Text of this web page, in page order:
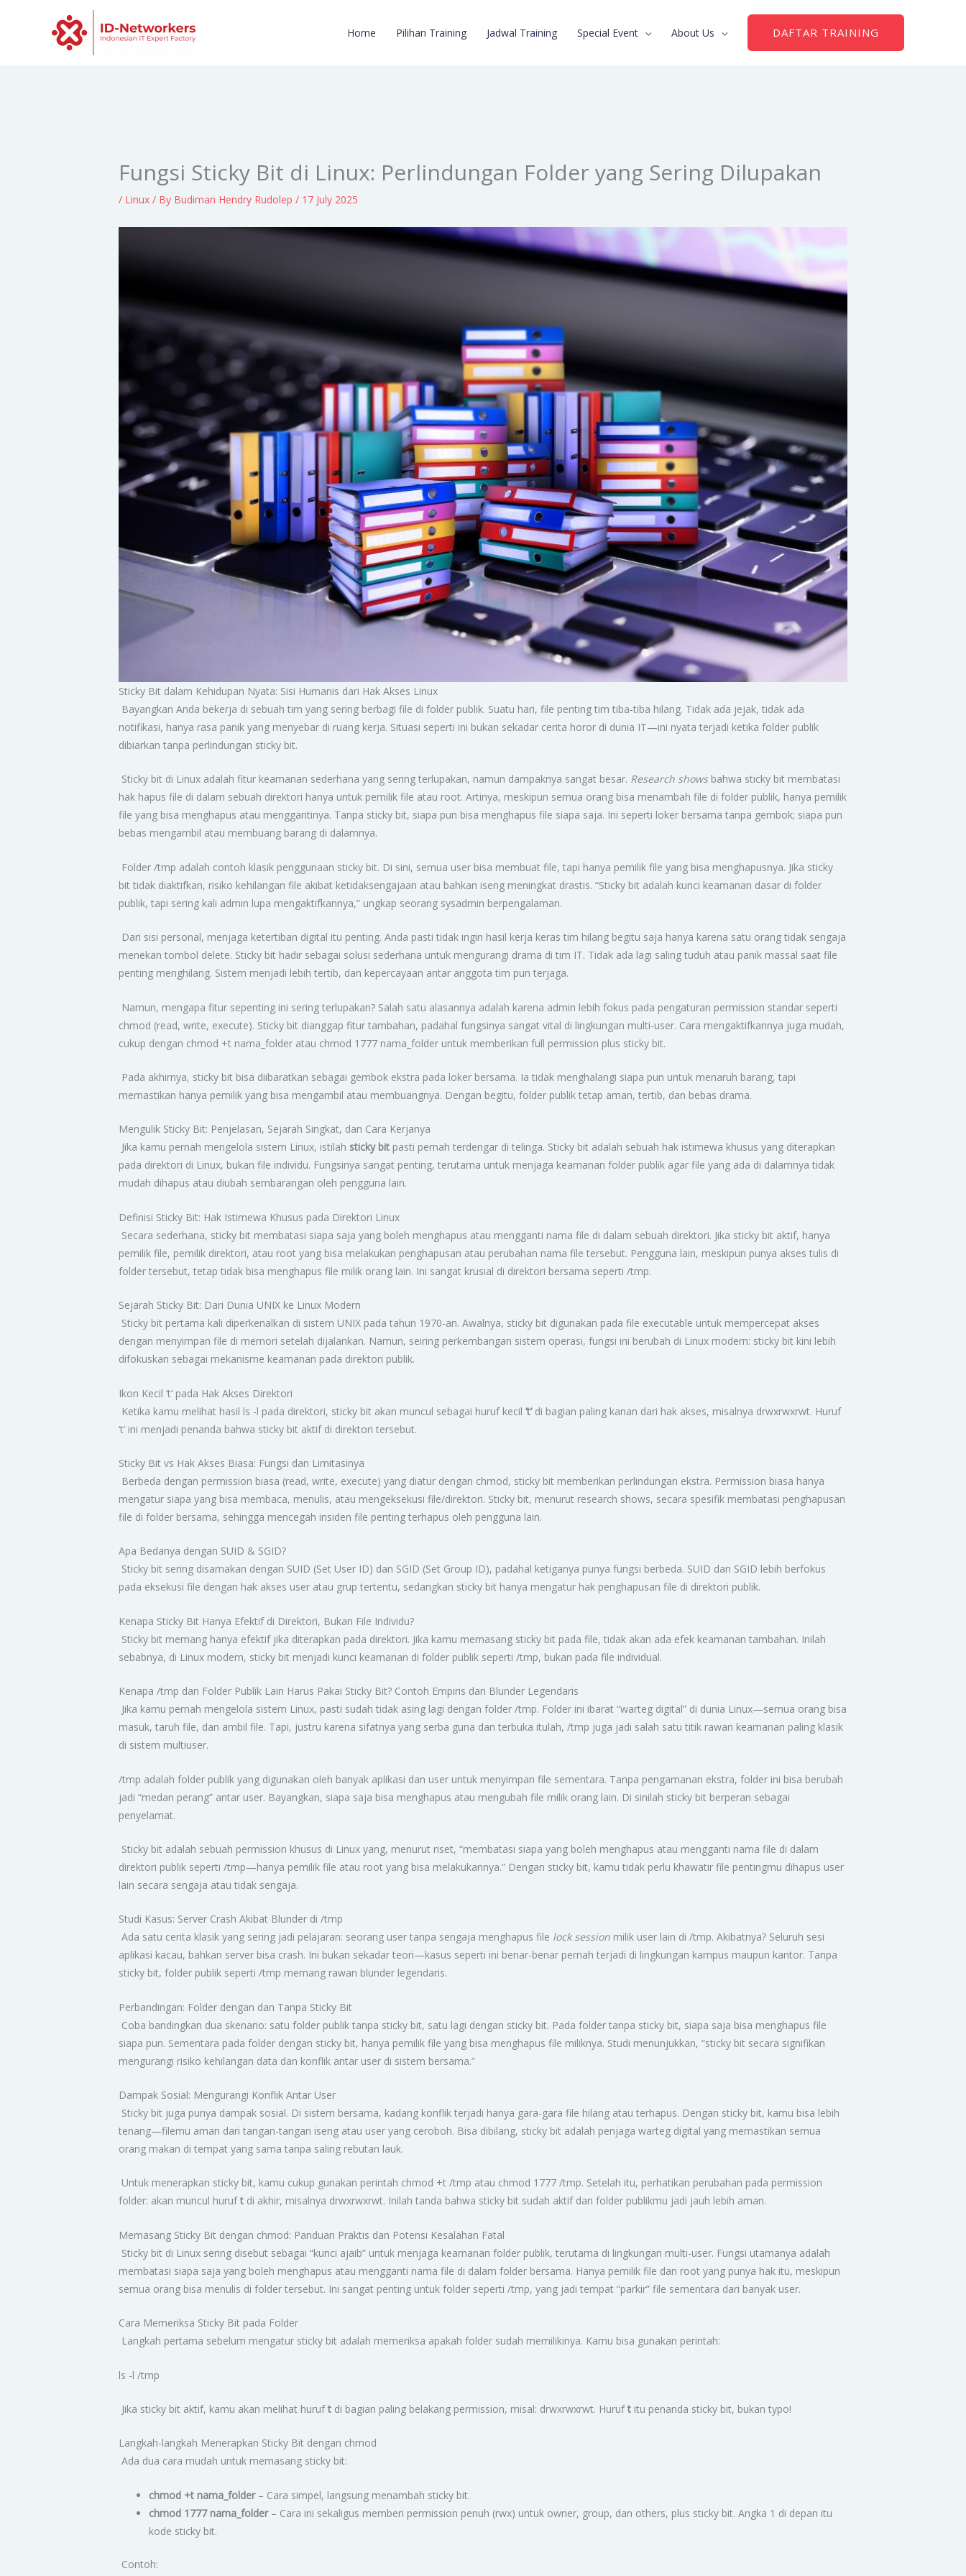
Home Pilihan Training Jadwal Training Special Event About Us DAFTAR TRAINING
Fungsi Sticky Bit di Linux: Perlindungan Folder yang Sering Dilupakan
/ Linux / By Budiman Hendry Rudolep/ 17 July 2025
Sticky Bit dalam Kehidupan Nyata: Sisi Humanis dari Hak Akses Linux
Bayangkan Anda bekerja di sebuah tim yang sering berbagi file di folder publik. Suatu hari, file penting tim tiba-tiba hilang. Tidak ada jejak, tidak ada
notifikasi, hanya rasa panik yang menyebar di ruang kerja. Situasi seperti ini bukan sekadar cerita horor di dunia IT—ini nyata terjadi ketika folder publik
dibiarkan tanpa perlindungan sticky bit.
Sticky bit di Linux adalah fitur keamanan sederhana yang sering terlupakan, namun dampaknya sangat besar. Research showsbahwa sticky bit membatasi
hak hapus file di dalam sebuah direktori hanya untuk pemilik file atau root. Artinya, meskipun semua orang bisa menambah file di folder publik, hanya pemilik
file yang bisa menghapus atau menggantinya. Tanpa sticky bit, siapa pun bisa menghapus file siapa saja. Ini seperti loker bersama tanpa gembok; siapa pun
bebas mengambil atau membuang barang di dalamnya.
Folder /tmp adalah contoh klasik penggunaan sticky bit. Di sini, semua user bisa membuat file, tapi hanya pemilik file yang bisa menghapusnya. Jika sticky
bit tidak diaktifkan, risiko kehilangan file akibat ketidaksengajaan atau bahkan iseng meningkat drastis. “Sticky bit adalah kunci keamanan dasar di folder
publik, tapi sering kali admin lupa mengaktifkannya,” ungkap seorang sysadmin berpengalaman.
Dari sisi personal, menjaga ketertiban digital itu penting. Anda pasti tidak ingin hasil kerja keras tim hilang begitu saja hanya karena satu orang tidak sengaja
menekan tombol delete. Sticky bit hadir sebagai solusi sederhana untuk mengurangi drama di tim IT. Tidak ada lagi saling tuduh atau panik massal saat file
penting menghilang. Sistem menjadi lebih tertib, dan kepercayaan antar anggota tim pun terjaga.
Namun, mengapa fitur sepenting ini sering terlupakan? Salah satu alasannya adalah karena admin lebih fokus pada pengaturan permission standar seperti
chmod (read, write, execute). Sticky bit dianggap fitur tambahan, padahal fungsinya sangat vital di lingkungan multi-user. Cara mengaktifkannya juga mudah,
cukup dengan chmod +t nama_folder atau chmod 1777 nama_folder untuk memberikan full permission plus sticky bit.
Pada akhirnya, sticky bit bisa diibaratkan sebagai gembok ekstra pada loker bersama. Ia tidak menghalangi siapa pun untuk menaruh barang, tapi
memastikan hanya pemilik yang bisa mengambil atau membuangnya. Dengan begitu, folder publik tetap aman, tertib, dan bebas drama.
Mengulik Sticky Bit: Penjelasan, Sejarah Singkat, dan Cara Kerjanya
Jika kamu pernah mengelola sistem Linux, istilah sticky bit pasti pernah terdengar di telinga. Sticky bit adalah sebuah hak istimewa khusus yang diterapkan
pada direktori di Linux, bukan file individu. Fungsinya sangat penting, terutama untuk menjaga keamanan folder publik agar file yang ada di dalamnya tidak
mudah dihapus atau diubah sembarangan oleh pengguna lain.
Definisi Sticky Bit: Hak Istimewa Khusus pada Direktori Linux
Secara sederhana, sticky bit membatasi siapa saja yang boleh menghapus atau mengganti nama file di dalam sebuah direktori. Jika sticky bit aktif, hanya
pemilik file, pemilik direktori, atau root yang bisa melakukan penghapusan atau perubahan nama file tersebut. Pengguna lain, meskipun punya akses tulis di
folder tersebut, tetap tidak bisa menghapus file milik orang lain. Ini sangat krusial di direktori bersama seperti /tmp.
Sejarah Sticky Bit: Dari Dunia UNIX ke Linux Modern
Sticky bit pertama kali diperkenalkan di sistem UNIX pada tahun 1970-an. Awalnya, sticky bit digunakan pada file executable untuk mempercepat akses
dengan menyimpan file di memori setelah dijalankan. Namun, seiring perkembangan sistem operasi, fungsi ini berubah di Linux modern: sticky bit kini lebih
difokuskan sebagai mekanisme keamanan pada direktori publik.
Ikon Kecil ‘t’ pada Hak Akses Direktori
Ketika kamu melihat hasil ls -l pada direktori, sticky bit akan muncul sebagai huruf kecil‘t’di bagian paling kanan dari hak akses, misalnya drwxrwxrwt. Huruf
‘t’ ini menjadi penanda bahwa sticky bit aktif di direktori tersebut.
Sticky Bit vs Hak Akses Biasa: Fungsi dan Limitasinya
Berbeda dengan permission biasa (read, write, execute) yang diatur dengan chmod, sticky bit memberikan perlindungan ekstra. Permission biasa hanya
mengatur siapa yang bisa membaca, menulis, atau mengeksekusi file/direktori. Sticky bit, menurut research shows, secara spesifik membatasi penghapusan
file di folder bersama, sehingga mencegah insiden file penting terhapus oleh pengguna lain.
Apa Bedanya dengan SUID & SGID?
Sticky bit sering disamakan dengan SUID (Set User ID) dan SGID (Set Group ID), padahal ketiganya punya fungsi berbeda. SUID dan SGID lebih berfokus
pada eksekusi file dengan hak akses user atau grup tertentu, sedangkan sticky bit hanya mengatur hak penghapusan file di direktori publik.
Kenapa Sticky Bit Hanya Efektif di Direktori, Bukan File Individu?
Sticky bit memang hanya efektif jika diterapkan pada direktori. Jika kamu memasang sticky bit pada file, tidak akan ada efek keamanan tambahan. Inilah
sebabnya, di Linux modern, sticky bit menjadi kunci keamanan di folder publik seperti /tmp, bukan pada file individual.
Kenapa /tmp dan Folder Publik Lain Harus Pakai Sticky Bit? Contoh Empiris dan Blunder Legendaris
Jika kamu pernah mengelola sistem Linux, pasti sudah tidak asing lagi dengan folder /tmp. Folder ini ibarat “warteg digital” di dunia Linux—semua orang bisa
masuk, taruh file, dan ambil file. Tapi, justru karena sifatnya yang serba guna dan terbuka itulah, /tmp juga jadi salah satu titik rawan keamanan paling klasik
di sistem multiuser.
/tmp adalah folder publik yang digunakan oleh banyak aplikasi dan user untuk menyimpan file sementara. Tanpa pengamanan ekstra, folder ini bisa berubah
jadi “medan perang” antar user. Bayangkan, siapa saja bisa menghapus atau mengubah file milik orang lain. Di sinilah sticky bit berperan sebagai
penyelamat.
Sticky bit adalah sebuah permission khusus di Linux yang, menurut riset, “membatasi siapa yang boleh menghapus atau mengganti nama file di dalam
direktori publik seperti /tmp—hanya pemilik file atau root yang bisa melakukannya.” Dengan sticky bit, kamu tidak perlu khawatir file pentingmu dihapus user
lain secara sengaja atau tidak sengaja.
Studi Kasus: Server Crash Akibat Blunder di /tmp
Ada satu cerita klasik yang sering jadi pelajaran: seorang user tanpa sengaja menghapus file lock session milik user lain di /tmp. Akibatnya? Seluruh sesi
aplikasi kacau, bahkan server bisa crash. Ini bukan sekadar teori—kasus seperti ini benar-benar pernah terjadi di lingkungan kampus maupun kantor. Tanpa
sticky bit, folder publik seperti /tmp memang rawan blunder legendaris.
Perbandingan: Folder dengan dan Tanpa Sticky Bit
Coba bandingkan dua skenario: satu folder publik tanpa sticky bit, satu lagi dengan sticky bit. Pada folder tanpa sticky bit, siapa saja bisa menghapus file
siapa pun. Sementara pada folder dengan sticky bit, hanya pemilik file yang bisa menghapus file miliknya. Studi menunjukkan, “sticky bit secara signifikan
mengurangi risiko kehilangan data dan konflik antar user di sistem bersama.”
Dampak Sosial: Mengurangi Konflik Antar User
Sticky bit juga punya dampak sosial. Di sistem bersama, kadang konflik terjadi hanya gara-gara file hilang atau terhapus. Dengan sticky bit, kamu bisa lebih
tenang—filemu aman dari tangan-tangan iseng atau user yang ceroboh. Bisa dibilang, sticky bit adalah penjaga warteg digital yang memastikan semua
orang makan di tempat yang sama tanpa saling rebutan lauk.
Untuk menerapkan sticky bit, kamu cukup gunakan perintah chmod +t /tmp atau chmod 1777 /tmp. Setelah itu, perhatikan perubahan pada permission
folder: akan muncul huruft di akhir, misalnya drwxrwxrwt. Inilah tanda bahwa sticky bit sudah aktif dan folder publikmu jadi jauh lebih aman.
Memasang Sticky Bit dengan chmod: Panduan Praktis dan Potensi Kesalahan Fatal
Sticky bit di Linux sering disebut sebagai “kunci ajaib” untuk menjaga keamanan folder publik, terutama di lingkungan multi-user. Fungsi utamanya adalah
membatasi siapa saja yang boleh menghapus atau mengganti nama file di dalam folder bersama. Hanya pemilik file dan root yang punya hak itu, meskipun
semua orang bisa menulis di folder tersebut. Ini sangat penting untuk folder seperti /tmp, yang jadi tempat “parkir” file sementara dari banyak user.
Cara Memeriksa Sticky Bit pada Folder
Langkah pertama sebelum mengatur sticky bit adalah memeriksa apakah folder sudah memilikinya. Kamu bisa gunakan perintah:
ls -l /tmp
Jika sticky bit aktif, kamu akan melihat huruft di bagian paling belakang permission, misal: drwxrwxrwt. Huruft itu penanda sticky bit, bukan typo!
Langkah-langkah Menerapkan Sticky Bit dengan chmod
Ada dua cara mudah untuk memasang sticky bit:
chmod +t nama_folder– Cara simpel, langsung menambah sticky bit.
chmod 1777 nama_folder– Cara ini sekaligus memberi permission penuh (rwx) untuk owner, group, dan others, plus sticky bit. Angka 1 di depan itu
kode sticky bit.
Contoh: